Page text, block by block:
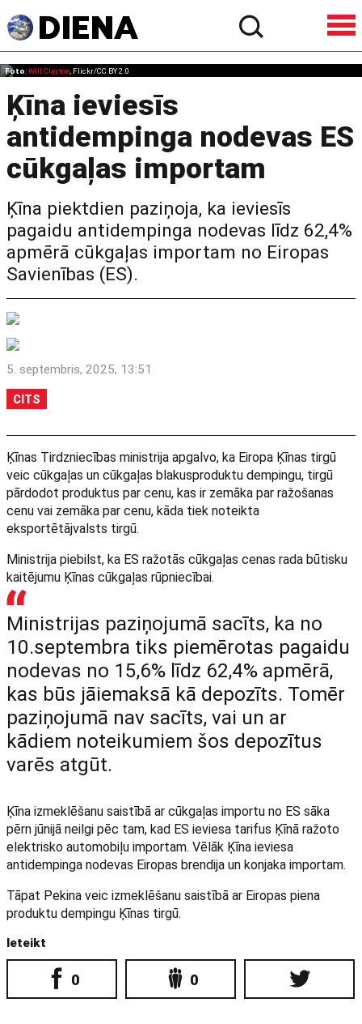
Foto:Will Clayton , Flickr/CC BY 2.0
Ķīna ieviesīs
antidempinga nodevas ES
cūkgaļas importam
Ķīna piektdien paziņoja, ka ieviesīs
pagaidu antidempinga nodevas līdz 62,4%
apmērā cūkgaļas importam no Eiropas
Savienības (ES).
5. septembris, 2025, 13:51
CITS
Ķīnas Tirdzniecības ministrija apgalvo, ka Eiropa Ķīnas tirgū
veic cūkgaļas un cūkgaļas blakusproduktu dempingu, tirgū
pārdodot produktus par cenu, kas ir zemāka par ražošanas
cenu vai zemāka par cenu, kāda tiek noteikta
eksportētājvalsts tirgū.
Ministrija piebilst, ka ES ražotās cūkgaļas cenas rada būtisku
kaitējumu Ķīnas cūkgaļas rūpniecībai.
Ministrijas paziņojumā sacīts, ka no
10.septembra tiks piemērotas pagaidu
nodevas no 15,6% līdz 62,4% apmērā,
kas būs jāiemaksā kā depozīts. Tomēr
paziņojumā nav sacīts, vai un ar
kādiem noteikumiem šos depozītus
varēs atgūt.
Ķīna izmeklēšanu saistībā ar cūkgaļas importu no ES sāka
pērn jūnijā neilgi pēc tam, kad ES ieviesa tarifus Ķīnā ražoto
elektrisko automobiļu importam. Vēlāk Ķīna ieviesa
antidempinga nodevas Eiropas brendija un konjaka importam.
Tāpat Pekina veic izmeklēšanu saistībā ar Eiropas piena
produktu dempingu Ķīnas tirgū.
Ieteikt
0 0